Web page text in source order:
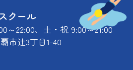
クール
～22:00、土・祝 9:00～21:00
市辻3丁目1-40